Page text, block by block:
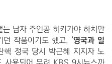
남자 주인공 히키가야 하치만
던 작품이기도 했고, '영국과 일
핵 정국 당시 박근혜 지지자 노